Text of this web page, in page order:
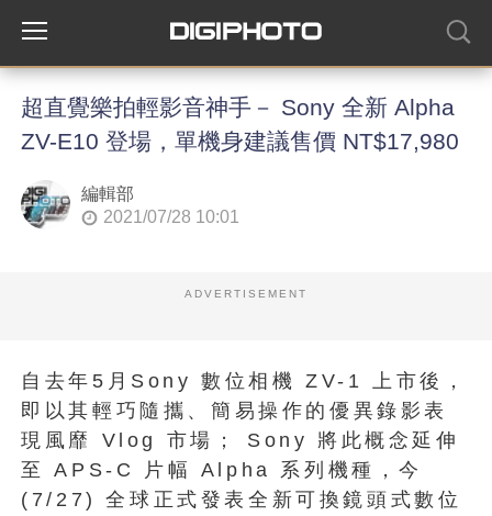
超直覺樂拍輕影音神手－ Sony 全新 Alpha
ZV-E10 登場，單機身建議售價 NT$17,980
編輯部
2021/07/28 10:01
ADVERTISEMENT
自去年5月Sony 數位相機 ZV-1 上市後，
即以其輕巧隨攜、簡易操作的優異錄影表
現風靡 Vlog 市場； Sony 將此概念延伸
至 APS-C 片幅 Alpha 系列機種，今
(7/27) 全球正式發表全新可換鏡頭式數位